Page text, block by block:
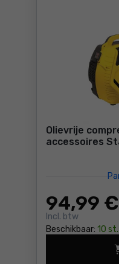
Olievrije
accessoires
94,99 €
Incl. btw
Beschikbaar: 10 st.